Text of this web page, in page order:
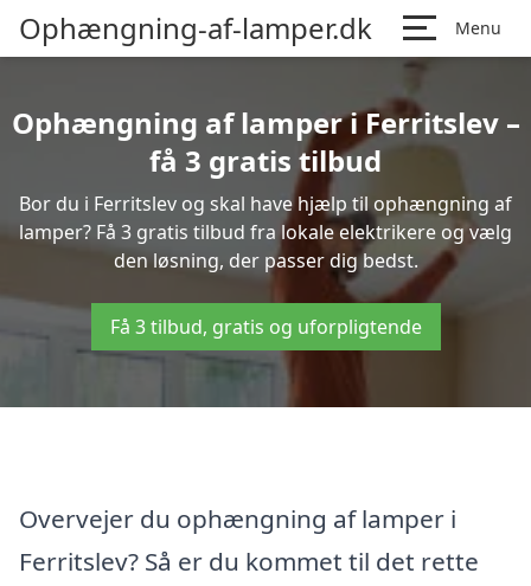
Ophængning-af-lamper.dk Menu
Ophængning af lamper i Ferritslev –
få 3 gratis tilbud
Bor du i Ferritslev og skal have hjælp til ophængning af
lamper? Få 3 gratis tilbud fra lokale elektrikere og vælg
den løsning, der passer dig bedst.
Få 3 tilbud, gratis og uforpligtende
Overvejer du ophængning af lamper i
Ferritslev? Så er du kommet til det rette